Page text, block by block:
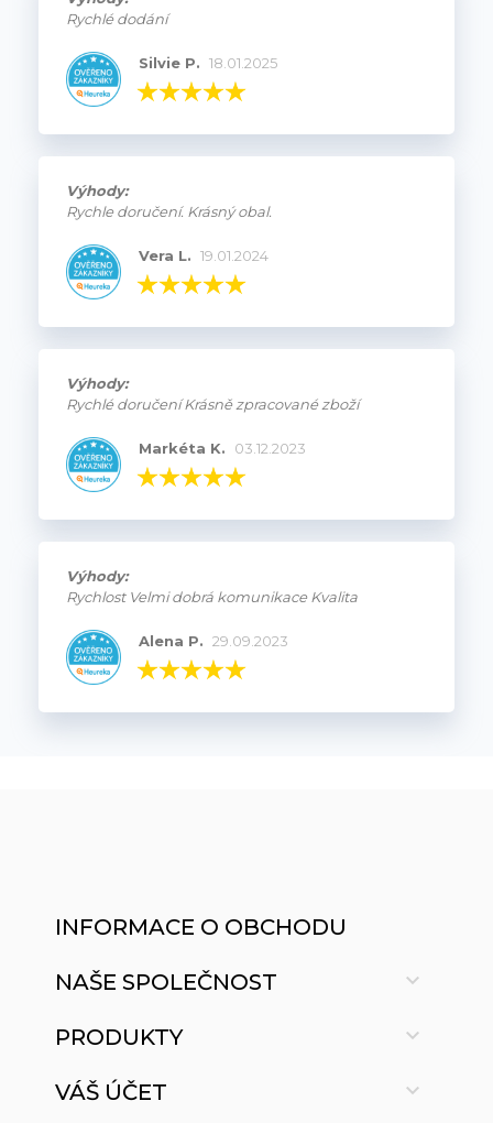
Rychlé dodání
Silvie P. 18.01.2025
Výhody:
Rychle doručení. Krásný obal.
Vera L. 19.01.2024
Výhody:
Rychlé doručení Krásně zpracované zboží
Markéta K. 03.12.2023
Výhody:
Rychlost Velmi dobrá komunikace Kvalita
Alena P. 29.09.2023
INFORMACE O OBCHODU
NAŠE SPOLEČNOST 
PRODUKTY 
VÁŠ ÚČET 